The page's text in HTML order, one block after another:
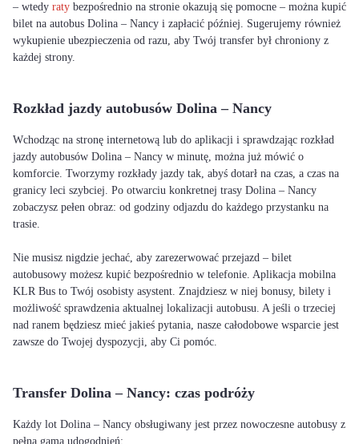
– wtedy raty bezpośrednio na stronie okazują się pomocne – można kupić
bilet na autobus Dolina – Nancy i zapłacić później. Sugerujemy również
wykupienie ubezpieczenia od razu, aby Twój transfer był chroniony z
każdej strony.
Rozkład jazdy autobusów Dolina – Nancy
Wchodząc na stronę internetową lub do aplikacji i sprawdzając rozkład
jazdy autobusów Dolina – Nancy w minutę, można już mówić o
komforcie. Tworzymy rozkłady jazdy tak, abyś dotarł na czas, a czas na
granicy leci szybciej. Po otwarciu konkretnej trasy Dolina – Nancy
zobaczysz pełen obraz: od godziny odjazdu do każdego przystanku na
trasie.
Nie musisz nigdzie jechać, aby zarezerwować przejazd – bilet
autobusowy możesz kupić bezpośrednio w telefonie. Aplikacja mobilna
KLR Bus to Twój osobisty asystent. Znajdziesz w niej bonusy, bilety i
możliwość sprawdzenia aktualnej lokalizacji autobusu. A jeśli o trzeciej
nad ranem będziesz mieć jakieś pytania, nasze całodobowe wsparcie jest
zawsze do Twojej dyspozycji, aby Ci pomóc.
Transfer Dolina – Nancy: czas podróży
Każdy lot Dolina – Nancy obsługiwany jest przez nowoczesne autobusy z
pełną gamą udogodnień: